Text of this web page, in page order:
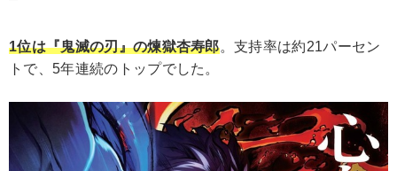
1位は『鬼滅の刃』の煉獄杏寿郎。支持率は約21パーセン
トで、5年連続のトップでした。